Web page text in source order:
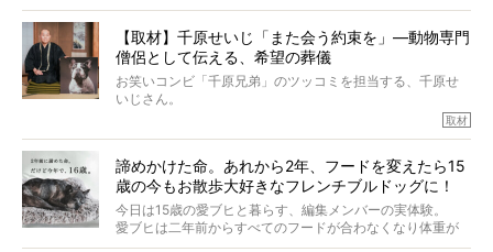
力をもつお笑い芸人「シークエンスはやとも」さんに、愛
犬の旅立ちや供養についてインタビュー。
インタビュアー兼対談相手は、大の犬好きで心霊分野の知
識にも長けているPELIさん。
「愛犬が旅立ったあと、ベッドやおもちゃはどうすればい
くれる？」
さらには、霊感がない人でも愛犬が成仏したことを知る方
法まで。
お笑い芸人だからこそ暗くなりすぎない、むしろ心がスッ
【取材】千原せいじ「また会う約束を」―動物専門
僧侶として伝える、希望の葬儀
お笑いコンビ「千原兄弟」のツッコミを担当する、千原せ
いじさん。
た。
僧侶としての名は「靖賢（せいけん）」。
当時54歳という年齢にして、なぜ動物専門僧侶という道を
選んだのか。
また、愛犬の旅立ちとどのように向き合うべきなのか。
取材
諦めかけた命。あれから2年、フードを変えたら15
歳の今もお散歩大好きなフレンチブルドッグに！
今日は15歳の愛ブヒと暮らす、編集メンバーの実体験。
愛ブヒは二年前からすべてのフードが合わなくなり体重が
激減。検査をしても異常はなく「年齢のせいですね…」と言